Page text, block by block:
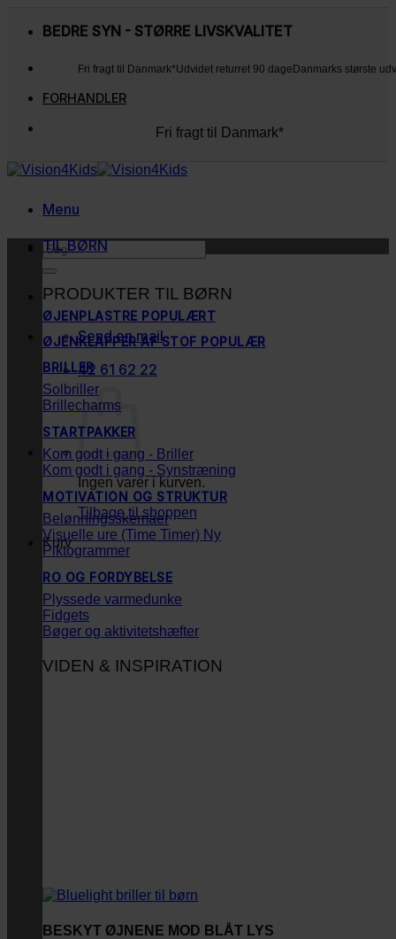
BEDRE SYN - STØRRE LIVSKVALITET
Fri fragt til Danmark*Udvidet returret 90 dage Danmarks største
FORHANDLER
Fri fragt til Danmark*
Menu
Søg
efter:
Send en mail
42 61 62 22
Ingen varer i kurven.
Tilbage til shoppen
Kurv
TIL BØRN
PRODUKTER TIL BØRN
ØJENPLASTRE
ØJENKLAPPER AF STOF
BRILLER
Solbriller
Brillecharms
STARTPAKKER
Kom godt i gang - Briller
Kom godt i gang - Synstræning
MOTIVATION OG STRUKTUR
Belønningsskemaer
Visuelle ure (Time Timer)
Piktogrammer
RO OG FORDYBELSE
Plyssede varmedunke
Fidgets
Bøger og aktivitetshæfter
VIDEN & INSPIRATION
BESKYT ØJNENE MOD BLÅT LYS